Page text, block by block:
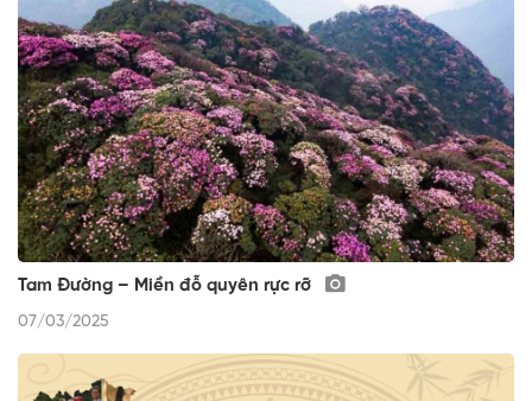
Tam Đường – Miền đỗ quyên rực rỡ
07/03/2025